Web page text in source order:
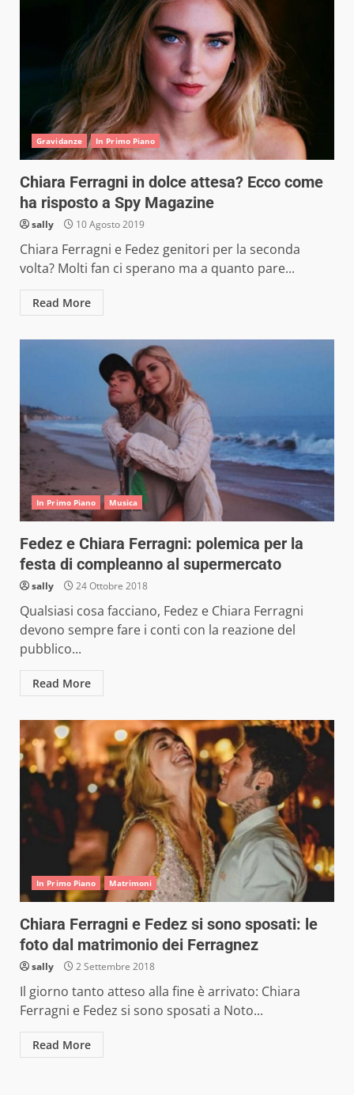
Gravidanze In Primo Piano
Chiara Ferragni in dolce attesa? Ecco come
ha risposto a Spy Magazine
sally 10 Agosto 2019
Chiara Ferragni e Fedez genitori per la seconda
volta? Molti fan ci sperano ma a quanto pare...
Read More
In Primo Piano Musica
Fedez e Chiara Ferragni: polemica per la
festa di compleanno al supermercato
sally 24 Ottobre 2018
Qualsiasi cosa facciano, Fedez e Chiara Ferragni
devono sempre fare i conti con la reazione del
pubblico...
Read More
In Primo Piano Matrimoni
Chiara Ferragni e Fedez si sono sposati: le
foto dal matrimonio dei Ferragnez
sally 2 Settembre 2018
Il giorno tanto atteso alla fine è arrivato: Chiara
Ferragni e Fedez si sono sposati a Noto...
Read More